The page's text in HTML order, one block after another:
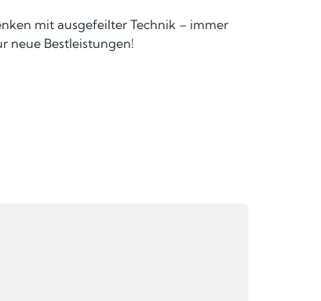
mit ausgefeilter Technik – immer
neue Bestleistungen!